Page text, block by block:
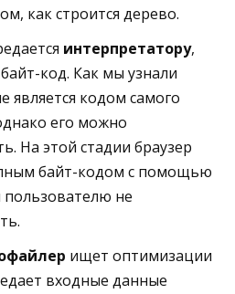
как строится дерево.
интерпретатору,
код. Как мы узнали
является кодом самого
его можно
На этой стадии браузер
байт-кодом с помощью
не
ищет оптимизации
входные данные